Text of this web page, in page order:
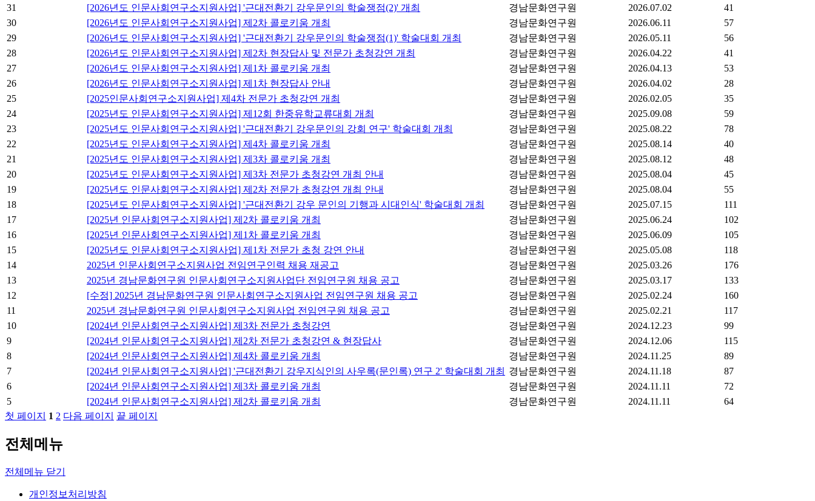
31
[2026년도 인문사회연구소지원사업] '근대전환기 강우문인의 학술쟁점(2)' 개최 경남문화연구원 2026.07.02
41
30
[2026년도 인문사회연구소지원사업] 제2차 콜로키움 개최 경남문화연구원 2026.06.11
57
29
[2026년도 인문사회연구소지원사업] '근대전환기 강우문인의 학술쟁점(1)' 학술대회 개최 경남문화연구원 2026.05.11
56
28
[2026년도 인문사회연구소지원사업] 제2차 현장답사 및 전문가 초청강연 개최 경남문화연구원 2026.04.22
41
27
[2026년도 인문사회연구소지원사업] 제1차 콜로키움 개최 경남문화연구원 2026.04.13
53
26
[2026년도 인문사회연구소지원사업] 제1차 현장답사 안내 경남문화연구원 2026.04.02
28
25
[2025인문사회연구소지원사업] 제4차 전문가 초청강연 개최 경남문화연구원 2026.02.05
35
24
[2025년도 인문사회연구소지원사업] 제12회 한중유학교류대회 개최 경남문화연구원 2025.09.08
59
23
[2025년도 인문사회연구소지원사업] '근대전환기 강우문인의 강회 연구' 학술대회 개최 경남문화연구원 2025.08.22
78
22
[2025년도 인문사회연구소지원사업] 제4차 콜로키움 개최 경남문화연구원 2025.08.14
40
21
[2025년도 인문사회연구소지원사업] 제3차 콜로키움 개최 경남문화연구원 2025.08.12
48
20
[2025년도 인문사회연구소지원사업] 제3차 전문가 초청강연 개최 안내 경남문화연구원 2025.08.04
45
19
[2025년도 인문사회연구소지원사업] 제2차 전문가 초청강연 개최 안내 경남문화연구원 2025.08.04
55
18
[2025년도 인문사회연구소지원사업] '근대전환기 강우 문인의 기행과 시대인식' 학술대회 개최 경남문화연구원 2025.07.15
111
17
[2025년 인문사회연구소지원사업] 제2차 콜로키움 개최 경남문화연구원 2025.06.24
102
16
[2025년 인문사회연구소지원사업] 제1차 콜로키움 개최 경남문화연구원 2025.06.09
105
15
[2025년도 인문사회연구소지원사업] 제1차 전문가 초청 강연 안내 경남문화연구원 2025.05.08
118
14
2025년 인문사회연구소지원사업 전임연구인력 채용 재공고 경남문화연구원 2025.03.26
176
13
2025년 경남문화연구원 인문사회연구소지원사업단 전임연구원 채용 공고 경남문화연구원 2025.03.17
133
12
[수정] 2025년 경남문화연구원 인문사회연구소지원사업 전임연구원 채용 공고 경남문화연구원 2025.02.24
160
11
2025년 경남문화연구원 인문사회연구소지원사업 전임연구원 채용 공고 경남문화연구원 2025.02.21
117
10
[2024년 인문사회연구소지원사업] 제3차 전문가 초청강연 경남문화연구원 2024.12.23
99
9
[2024년 인문사회연구소지원사업] 제2차 전문가 초청강연 & 현장답사 경남문화연구원 2024.12.06
115
8
[2024년 인문사회연구소지원사업] 제4차 콜로키움 개최 경남문화연구원 2024.11.25
89
7
[2024년 인문사회연구소지원사업] '근대전환기 강우지식인의 사우록(문인록) 연구 2' 학술대회 개최 경남문화연구원 2024.11.18
87
6
[2024년 인문사회연구소지원사업] 제3차 콜로키움 개최 경남문화연구원 2024.11.11
72
5
[2024년 인문사회연구소지원사업] 제2차 콜로키움 개최 경남문화연구원 2024.11.11
64
첫 페이지
1 2 다음 페이지 끝 페이지
전체메뉴
전체메뉴 닫기
개인정보처리방침